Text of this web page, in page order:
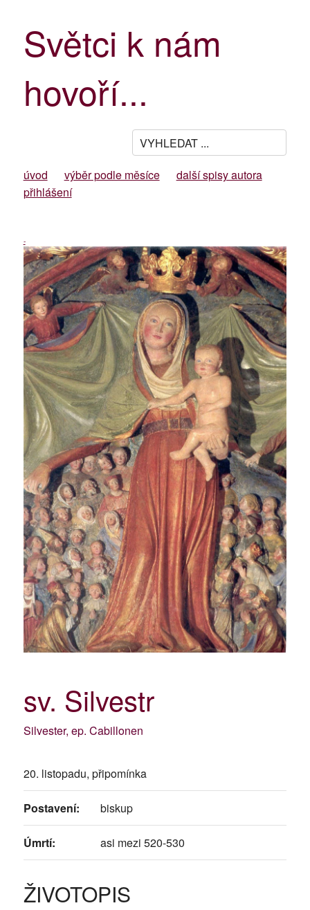
Světci k nám
hovoří...
úvod výběr podle měsíce
další spisy autora
přihlášení
-
sv. Silvestr
Silvester, ep. Cabillonen
20. listopadu, připomínka
Postavení: biskup
Úmrtí: asi mezi 520-530
ŽIVOTOPIS